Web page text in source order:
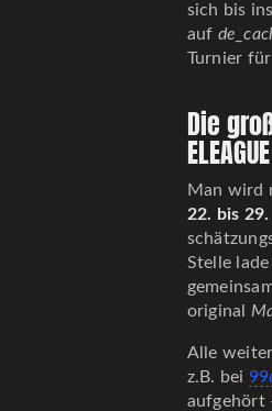
sich bis
auf
Turnier
Die
Man wird
22. bis
Stelle
original
Alle
z.B. bei
aufgehört